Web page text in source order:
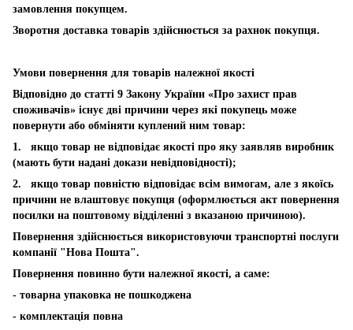
замовлення покупцем.
Зворотня доставка товарів здійснюється за рахнок покупця.
Умови повернення для товарів належної якості
Відповідно до статті 9 Закону України «Про захист прав
споживачів» існує дві причини через які покупець може
повернути або обміняти куплений ним товар:
1. якщо товар не відповідає якості про яку заявляв виробник
(мають бути надані докази невідповідності);
2. якщо товар повністю відповідає всім вимогам, але з якоїсь
причини не влаштовує покупця (оформлюється акт повернення
посилки на поштовому відділенні з вказаною причиною).
Повернення здійснюється використовуючи транспортні послуги
компанії "Нова Пошта".
Повернення повинно бути належної якості, а саме:
- товарна упаковка не пошкоджена
- комплектація повна